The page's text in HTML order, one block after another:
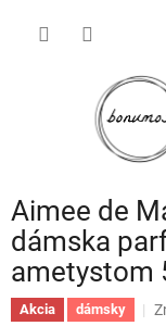
Aimee de
dámska
ametystom
Akcia dámsky